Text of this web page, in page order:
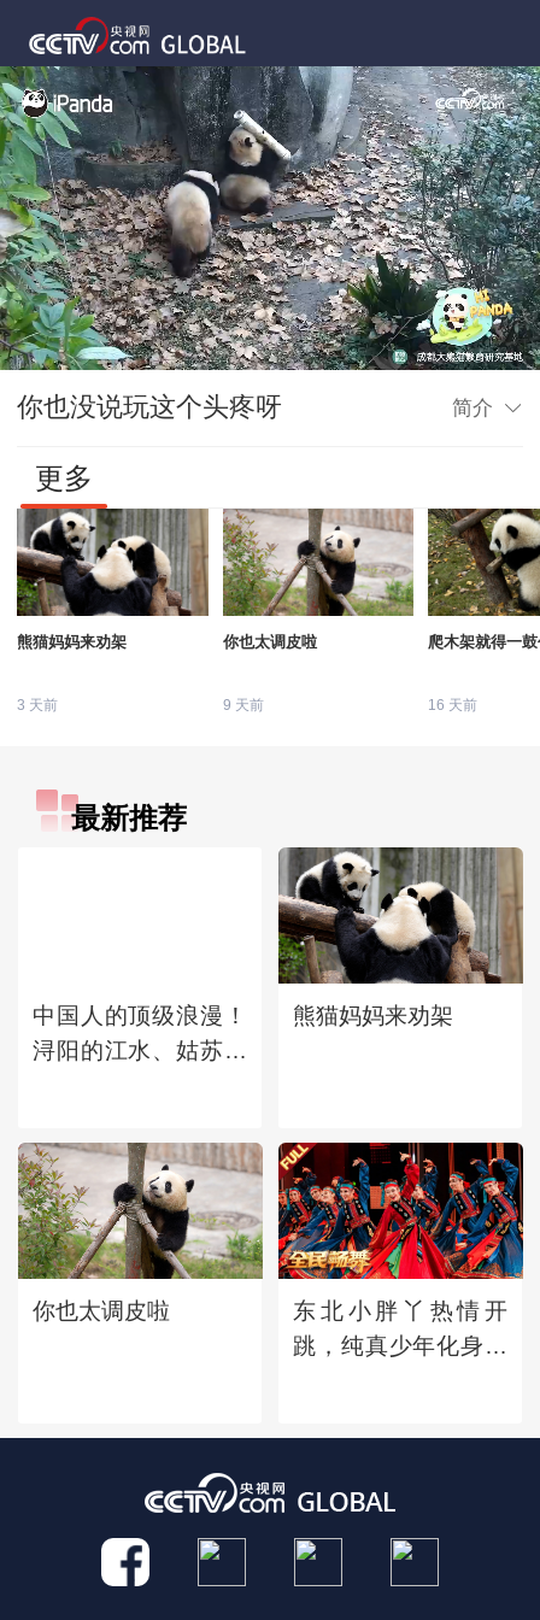
你也没说玩这个头疼呀 简介
更多
熊猫妈妈来劝架
3 天前
你也太调皮啦
9 天前
爬木架就得一
16 天前
最新推荐
中国人的顶级浪漫！
浔阳的江水、姑苏的
名竟会那么美
熊猫妈妈来劝架
你也太调皮啦
东北小胖丫热情开
跳，纯真少年化身小